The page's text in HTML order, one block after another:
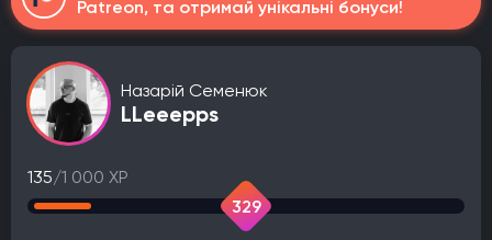
Patreon, та отримай унікальні бонуси!
Назарій Семенюк
LLeeepps
135/1 000 XP
329